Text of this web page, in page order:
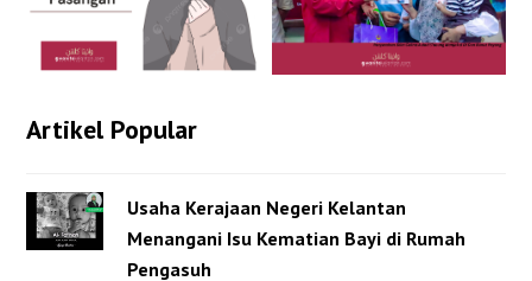
Artikel Popular
Usaha Kerajaan Negeri Kelantan
Menangani Isu Kematian Bayi di Rumah
Pengasuh